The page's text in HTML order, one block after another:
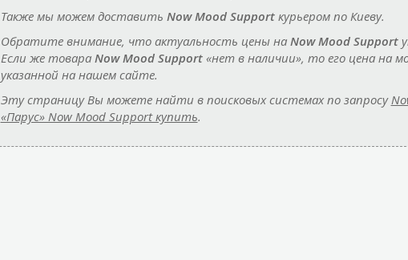
Также мы можем доставить Now Mood Supportкурьером по Киеву.
Обратите внимание, что актуальность цены на Now Mood Support
Если же товара Now Mood Support«нет в наличии», то его цена на
указанной на нашем сайте.
Эту страницу Вы можете найти в поисковых системах по запросу
«Парус» Now Mood Support купить.